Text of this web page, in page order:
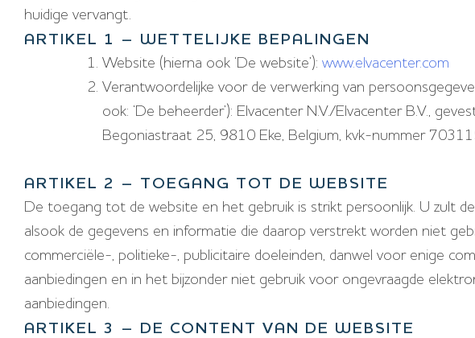
huidige vervangt.
ARTIKEL 1 – WETTELIJKE BEPALINGEN
Website (hierna ook ‘De website’):www.elvacenter.com
Verantwoordelijke voor de verwerking van
ook: ‘De beheerder’): Elvacenter N.V./Elvacenter B.V.,
Begoniastraat 25, 9810 Eke, Belgium, kvk-nummer
ARTIKEL 2 – TOEGANG TOT DE WEBSITE
De toegang tot de website en het gebruik is strikt persoonlijk. U zult
alsook de gegevens en informatie die daarop verstrekt worden niet
commerciële-, politieke-, publicitaire doeleinden, danwel voor enige
aanbiedingen en in het bijzonder niet gebruik voor ongevraagde
aanbiedingen.
ARTIKEL 3 – DE CONTENT VAN DE WEBSITE